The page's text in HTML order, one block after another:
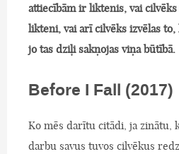
attiecībām ir liktenis, vai
likteni, vai arī cilvēks izvēlas
jo tas dziļi sakņojas viņa būtībā.
Before I Fall (2017)
Ko mēs darītu citādi, ja zinātu,
darbu savus tuvos cilvēkus